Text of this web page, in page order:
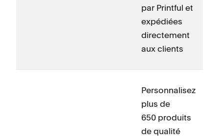
par Printful et
expédiées
directement
aux clients
Personnalisez
plus de
650 produits
de qualité